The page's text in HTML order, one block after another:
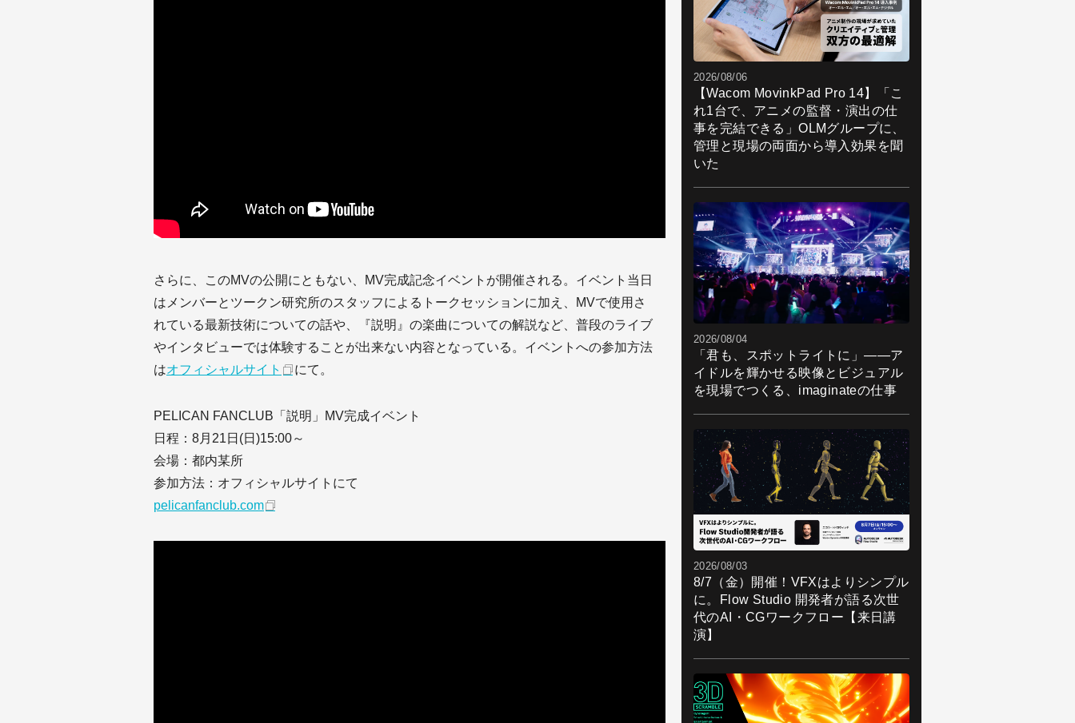
さらに、このMVの公開にともない、MV完成記念イベントが開催される。イベント当日
はメンバーとツークン研究所のスタッフによるトークセッションに加え、MVで使用さ
れている最新技術についての話や、『説明』の楽曲についての解説など、普段のライブ
やインタビューでは体験することが出来ない内容となっている。イベントへの参加方法
はオフィシャルサイト にて。
PELICAN FANCLUB「説明」MV完成イベント
日程：8月21日(日)15:00～
会場：都内某所
参加方法：オフィシャルサイトにて
pelicanfanclub.com
2026/08/06
【Wacom MovinkPad Pro 14】「こ
れ1台で、アニメの監督・演出の仕
事を完結できる」OLMグループに、
管理と現場の両面から導入効果を聞
いた
2026/08/04
「君も、スポットライトに」――ア
イドルを輝かせる映像とビジュアル
を現場でつくる、imaginateの仕事
2026/08/03
8/7（金）開催！VFXはよりシンプル
に。Flow Studio 開発者が語る次世
代のAI・CGワークフロー【来日講
演】